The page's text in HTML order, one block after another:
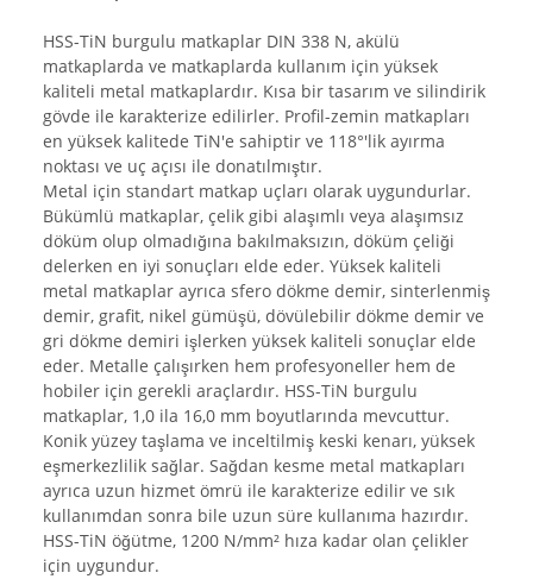
HSS-TiN burgulu matkaplar DIN 338 N, akülü
matkaplarda ve matkaplarda kullanım için yüksek
kaliteli metal matkaplardır. Kısa bir tasarım ve silindirik
gövde ile karakterize edilirler. Profil-zemin matkapları
en yüksek kalitede TiN'e sahiptir ve 118°'lik ayırma
noktası ve uç açısı ile donatılmıştır.
Metal için standart matkap uçları olarak uygundurlar.
Bükümlü matkaplar, çelik gibi alaşımlı veya alaşımsız
döküm olup olmadığına bakılmaksızın, döküm çeliği
delerken en iyi sonuçları elde eder. Yüksek kaliteli
metal matkaplar ayrıca sfero dökme demir, sinterlenmiş
demir, grafit, nikel gümüşü, dövülebilir dökme demir ve
gri dökme demiri işlerken yüksek kaliteli sonuçlar elde
eder. Metalle çalışırken hem profesyoneller hem de
hobiler için gerekli araçlardır. HSS-TiN burgulu
matkaplar, 1,0 ila 16,0 mm boyutlarında mevcuttur.
Konik yüzey taşlama ve inceltilmiş keski kenarı, yüksek
eşmerkezlilik sağlar. Sağdan kesme metal matkapları
ayrıca uzun hizmet ömrü ile karakterize edilir ve sık
kullanımdan sonra bile uzun süre kullanıma hazırdır.
HSS-TiN öğütme, 1200 N/mm² hıza kadar olan çelikler
için uygundur.